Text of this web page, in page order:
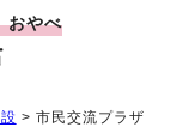
おやべ
> 市民交流プラザ